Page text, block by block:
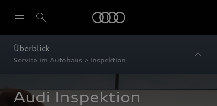
Überblick
Service im Autohaus > Inspektion
Audi Inspektion